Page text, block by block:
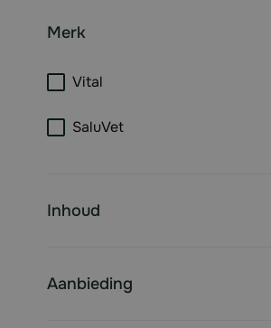
Merk
Vital
SaluVet
Inhoud
Aanbieding